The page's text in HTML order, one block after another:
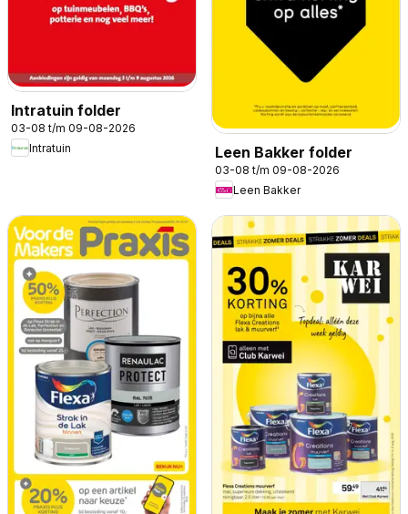
Intratuin folder
03-08 t/m 09-08-2026
Intratuin
Leen Bakker folder
03-08 t/m 09-08-2026
Leen Bakker